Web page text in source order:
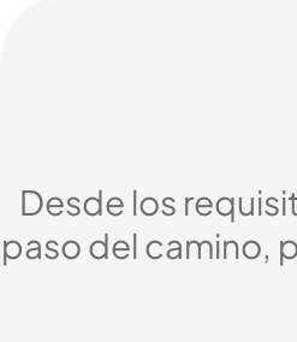
Desde los
paso del camino,